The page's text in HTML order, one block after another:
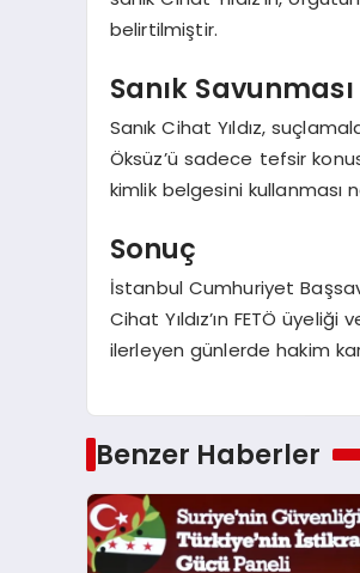
belirtilmiştir.
Sanık Savunması
Sanık Cihat Yıldız,
Öksüz’ü sadece tefsir
kimlik belgesini kullanması
Sonuç
İstanbul Cumhuriyet
Cihat Yıldız’ın FETÖ
ilerleyen günlerde hakim
Benzer Haberler